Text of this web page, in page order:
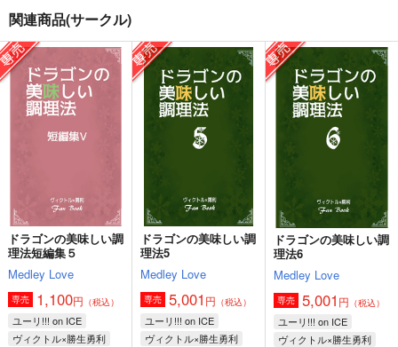
関連商品(サークル)
ドラゴンの美味しい調
理法短編集５
Medley Love
専売 1,100円 （税込）
ユーリ!!! on ICE
ヴィクトル×勝生勇利
ドラゴンの美味しい調
理法5
Medley Love
専売 5,001 円 （税込）
ユーリ!!! on ICE
ヴィクトル×勝生勇利
ドラゴンの美味しい調
理法6
Medley Love
専売 5,001 円 （税込）
ユーリ!!! on ICE
ヴィクトル×勝生勇利